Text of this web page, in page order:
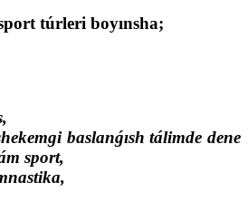
túrleri boyınsha;
baslanǵısh tálimde dene
sport,